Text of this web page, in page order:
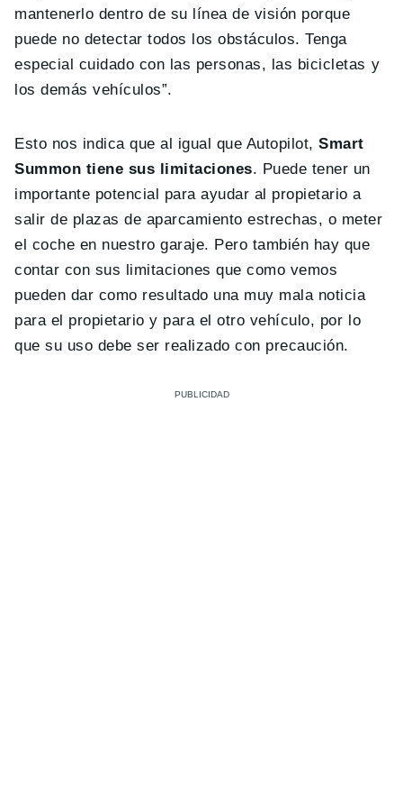
mantenerlo dentro de su línea de visión porque
puede no detectar todos los obstáculos. Tenga
especial cuidado con las personas, las bicicletas y
los demás vehículos”.
Esto nos indica que al igual que Autopilot,Smart
Summon tiene sus limitaciones. Puede tener un
importante potencial para ayudar al propietario a
salir de plazas de aparcamiento estrechas, o meter
el coche en nuestro garaje. Pero también hay que
contar con sus limitaciones que como vemos
pueden dar como resultado una muy mala noticia
para el propietario y para el otro vehículo, por lo
que su uso debe ser realizado con precaución.